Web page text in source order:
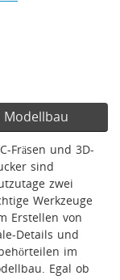
Modellbau
Fräsen und 3D-
sind
zwei
Werkzeuge
Erstellen von
Details und
im
Egal ob